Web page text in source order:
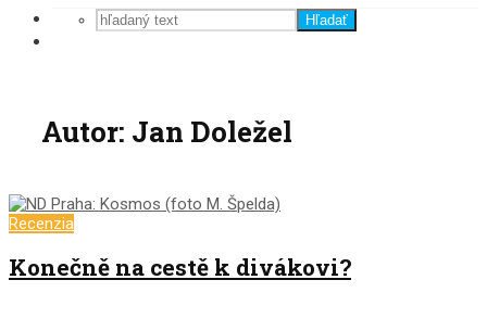
Hľadať
Autor: Jan Doležel
Recenzia
Konečně na cestě k divákovi?